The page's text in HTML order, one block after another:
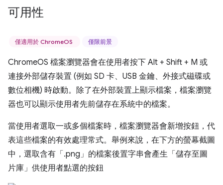
可用性
僅適用於 ChromeOS 僅限前景
ChromeOS 檔案瀏覽器會在使用者按下 Alt + Shift + M 或
連接外部儲存裝置 (例如 SD 卡、USB 金鑰、外接式磁碟或
數位相機) 時啟動。除了在外部裝置上顯示檔案，檔案瀏覽
器也可以顯示使用者先前儲存在系統中的檔案。
當使用者選取一或多個檔案時，檔案瀏覽器會新增按鈕，代
表這些檔案的有效處理常式。舉例來說，在下方的螢幕截圖
中，選取含有「.png」的檔案後置字串會產生「儲存至圖
片庫」供使用者點選的按鈕